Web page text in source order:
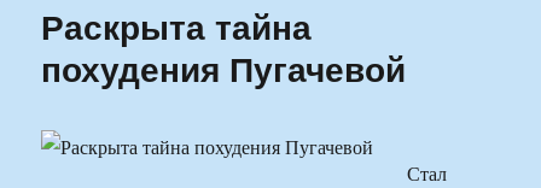
Раскрыта тайна
похудения Пугачевой
Стал